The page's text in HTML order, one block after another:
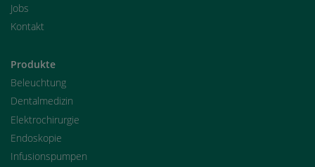
Jobs
Kontakt
Produkte
Beleuchtung
Dentalmedizin
Elektrochirurgie
Endoskopie
Infusionspumpen